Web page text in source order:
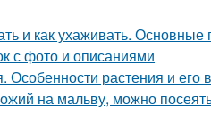
и как ухаживать.
с фото и описаниями
Особенности растения и его
на мальву, можно